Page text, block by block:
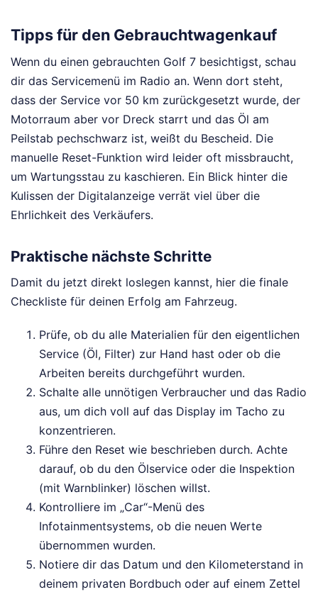
Tipps für den Gebrauchtwagenkauf
Wenn du einen gebrauchten Golf 7 besichtigst, schau
dir das Servicemenü im Radio an. Wenn dort steht,
dass der Service vor 50 km zurückgesetzt wurde, der
Motorraum aber vor Dreck starrt und das Öl am
Peilstab pechschwarz ist, weißt du Bescheid. Die
manuelle Reset-Funktion wird leider oft missbraucht,
um Wartungsstau zu kaschieren. Ein Blick hinter die
Kulissen der Digitalanzeige verrät viel über die
Ehrlichkeit des Verkäufers.
Praktische nächste Schritte
Damit du jetzt direkt loslegen kannst, hier die finale
Checkliste für deinen Erfolg am Fahrzeug.
Prüfe, ob du alle Materialien für den eigentlichen
Service (Öl, Filter) zur Hand hast oder ob die
Arbeiten bereits durchgeführt wurden.
Schalte alle unnötigen Verbraucher und das Radio
aus, um dich voll auf das Display im Tacho zu
konzentrieren.
Führe den Reset wie beschrieben durch. Achte
darauf, ob du den Ölservice oder die Inspektion
(mit Warnblinker) löschen willst.
Kontrolliere im „Car“-Menü des
Infotainmentsystems, ob die neuen Werte
übernommen wurden.
Notiere dir das Datum und den Kilometerstand in
deinem privaten Bordbuch oder auf einem Zettel